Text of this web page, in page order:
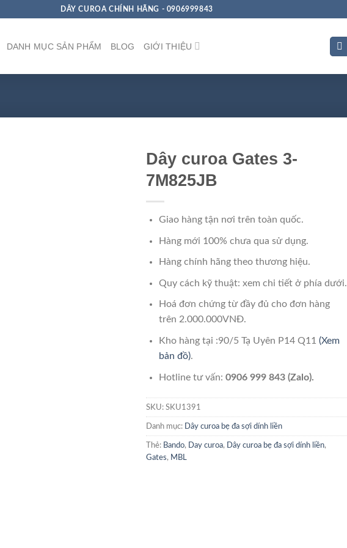
DÂY CUROA CHÍNH HÃNG - 0906999843
DANH MỤC SẢN PHẨM BLOG GIỚI THIỆU
Dây curoa Gates 3-
7M825JB
Giao hàng tận nơi trên toàn quốc.
Hàng mới 100% chưa qua sử dụng.
Hàng chính hãng theo thương hiệu.
Quy cách kỹ thuật: xem chi tiết ở phía dưới.
Hoá đơn chứng từ đầy đủ cho đơn hàng
trên 2.000.000VNĐ.
Kho hàng tại :90/5 Tạ Uyên P14 Q11 (Xem
bản đồ).
Hotline tư vấn: 0906 999 843 (Zalo).
SKU: SKU1391
Danh mục: Dây curoa bẹ đa sợi dính liền
Thẻ: Bando, Day curoa, Dây curoa bẹ đa sợi dính liền,
Gates, MBL